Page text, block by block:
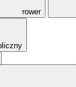
rower